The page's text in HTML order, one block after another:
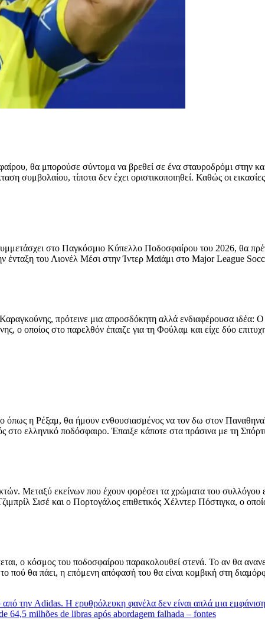
θα μπορούσε σύντομα να βρεθεί σε ένα σταυροδρόμι στην
συμβολαίου, τίποτα δεν έχει οριστικοποιηθεί. Καθώς οι
στο Παγκόσμιο Κύπελλο Ποδοσφαίρου του 2026, θα
ένταξη του Λιονέλ Μέσι στην Ίντερ Μαϊάμι στο Major League
πρότεινε μια απροσδόκητη αλλά ενδιαφέρουσα ιδέα:
οποίος στο παρελθόν έπαιζε για τη Φούλαμ και είχε δύο
η Ρέξαμ, θα ήμουν ενθουσιασμένος να τον δω στον
ελληνικό ποδόσφαιρο. Έπαιξε κάποτε στα πράσινα με τη
Μεταξύ εκείνων που έχουν φορέσει τα χρώματα του συλλόγου
Σισέ και ο Πορτογάλος επιθετικός Χέλντερ Πόστιγκα, ο
ο κόσμος του ποδοσφαίρου παρακολουθεί στενά. Το αν θα
πού θα πάει, η επόμενη απόφασή του θα είναι κομβική στη
την Adidas. Η ερυθρόλευκη φανέλα δεν είναι απλά μια
64,5 milhões de libras após abordagem falhada – fontes